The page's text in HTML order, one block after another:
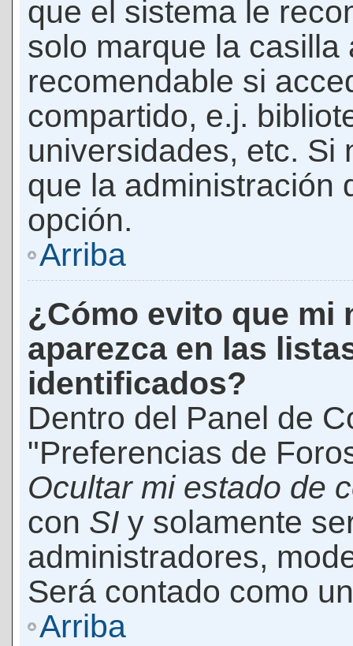
que el sistema le
solo marque la casilla
recomendable si
compartido, e.j.
universidades, etc. Si
que la administración
opción.
Arriba
¿Cómo evito que mi
aparezca en las
identificados?
Dentro del Panel de
"Preferencias de
Ocultar mi estado de
con SI y solamente
administradores,
Será contado como
Arriba